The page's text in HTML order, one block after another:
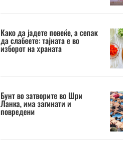
Како да јадете повеќе, а сепак
да слабеете: тајната е во
изборот на храната
Бунт во затворите во Шри
Ланка, има загинати и
повредени